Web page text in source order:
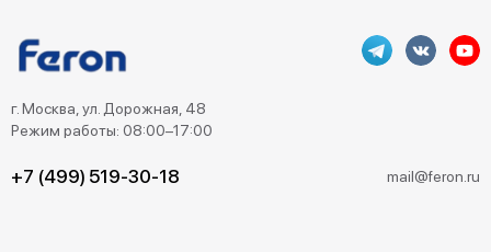
г. Москва, ул. Дорожная, 48
Режим работы: 08:00–17:00
+7 (499) 519-30-18 mail@feron.ru